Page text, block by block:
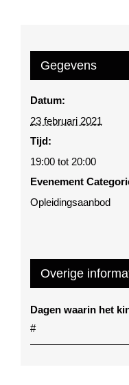
Gegevens
Datum:
23 februari 2021
Tijd:
19:00 tot 20:00
Evenement
Opleidingsaanbod
Overige
Dagen waarin het
#